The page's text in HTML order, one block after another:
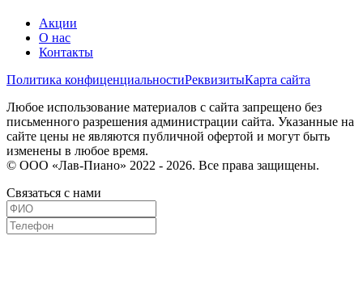
Акции
О нас
Контакты
Политика конфиценциальностиРеквизитыКарта сайта
Любое использование материалов с сайта запрещено без
письменного разрешения администрации сайта. Указанные на
сайте цены не являются публичной офертой и могут быть
изменены в любое время.
© ООО «Лав-Пиано» 2022 - 2026. Все права защищены.
Связаться с нами